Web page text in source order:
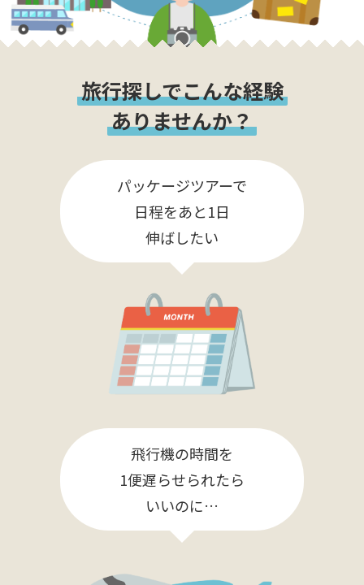
旅行探しでこんな経験
ありませんか？
パッケージツアーで
日程をあと1日
伸ばしたい
飛行機の時間を
1便遅らせられたら
いいのに…